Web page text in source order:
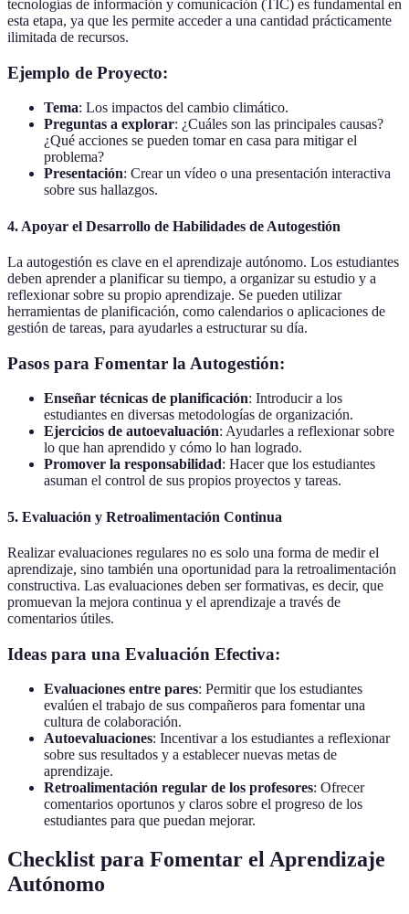
tecnologías de información y comunicación (TIC) es fundamental en
esta etapa, ya que les permite acceder a una cantidad prácticamente
ilimitada de recursos.
Ejemplo de Proyecto:
Tema: Los impactos del cambio climático.
Preguntas a explorar: ¿Cuáles son las principales causas?
¿Qué acciones se pueden tomar en casa para mitigar el
problema?
Presentación: Crear un vídeo o una presentación interactiva
sobre sus hallazgos.
4. Apoyar el Desarrollo de Habilidades de Autogestión
La autogestión es clave en el aprendizaje autónomo. Los estudiantes
deben aprender a planificar su tiempo, a organizar su estudio y a
reflexionar sobre su propio aprendizaje. Se pueden utilizar
herramientas de planificación, como calendarios o aplicaciones de
gestión de tareas, para ayudarles a estructurar su día.
Pasos para Fomentar la Autogestión:
Enseñar técnicas de planificación: Introducir a los
estudiantes en diversas metodologías de organización.
Ejercicios de autoevaluación: Ayudarles a reflexionar sobre
lo que han aprendido y cómo lo han logrado.
Promover la responsabilidad: Hacer que los estudiantes
asuman el control de sus propios proyectos y tareas.
5. Evaluación y Retroalimentación Continua
Realizar evaluaciones regulares no es solo una forma de medir el
aprendizaje, sino también una oportunidad para la retroalimentación
constructiva. Las evaluaciones deben ser formativas, es decir, que
promuevan la mejora continua y el aprendizaje a través de
comentarios útiles.
Ideas para una Evaluación Efectiva:
Evaluaciones entre pares: Permitir que los estudiantes
evalúen el trabajo de sus compañeros para fomentar una
cultura de colaboración.
Autoevaluaciones: Incentivar a los estudiantes a reflexionar
sobre sus resultados y a establecer nuevas metas de
aprendizaje.
Retroalimentación regular de los profesores: Ofrecer
comentarios oportunos y claros sobre el progreso de los
estudiantes para que puedan mejorar.
Checklist para Fomentar el Aprendizaje
Autónomo